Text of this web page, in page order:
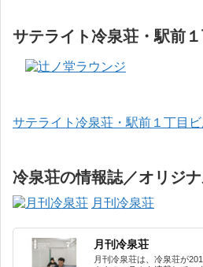
サテライト冷泉荘・駅前
サテライト冷泉荘・駅前１丁目
冷泉荘の情報誌／オリジ
月刊冷泉荘
月刊冷泉荘
月刊冷泉荘は、冷泉荘が